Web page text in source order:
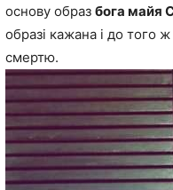
основу образ бога майя
образі кажана і до того
смертю.